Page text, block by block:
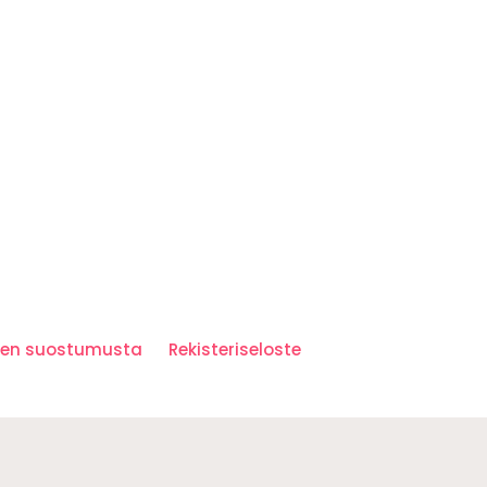
suostumusta Rekisteriseloste